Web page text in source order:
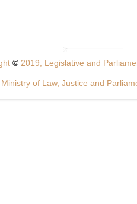
©2019, Legislative and
Ministry of Law, Justice and